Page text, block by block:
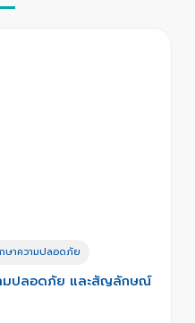
ษาความปลอดภัย
มปลอดภัย และสัญลักษณ์